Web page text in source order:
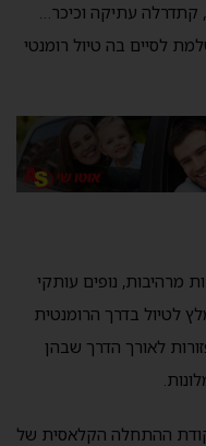
קתדרלה עתיקה וכיכר…
לסיים בה טיול רומנטי
מרהיבות, נופים עותקי
לטיול בדרך הרומנטית
לאורך הדרך שבהן
ההתחלה הקלאסית של